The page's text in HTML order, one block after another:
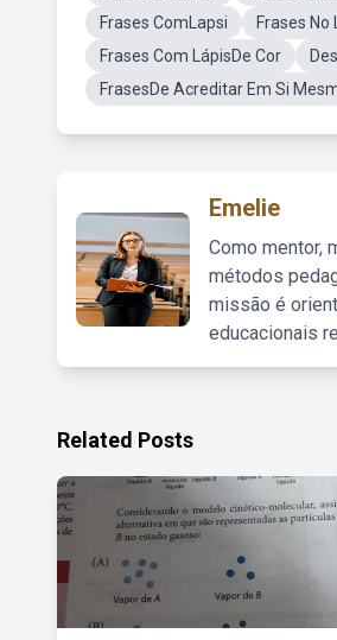
Frases ComLapsi
Frases No
Frases Com LápisDe Cor
FrasesDe Acreditar Em Si
Emelie
Como mentor,
métodos
missão é
educacionais
Related Posts